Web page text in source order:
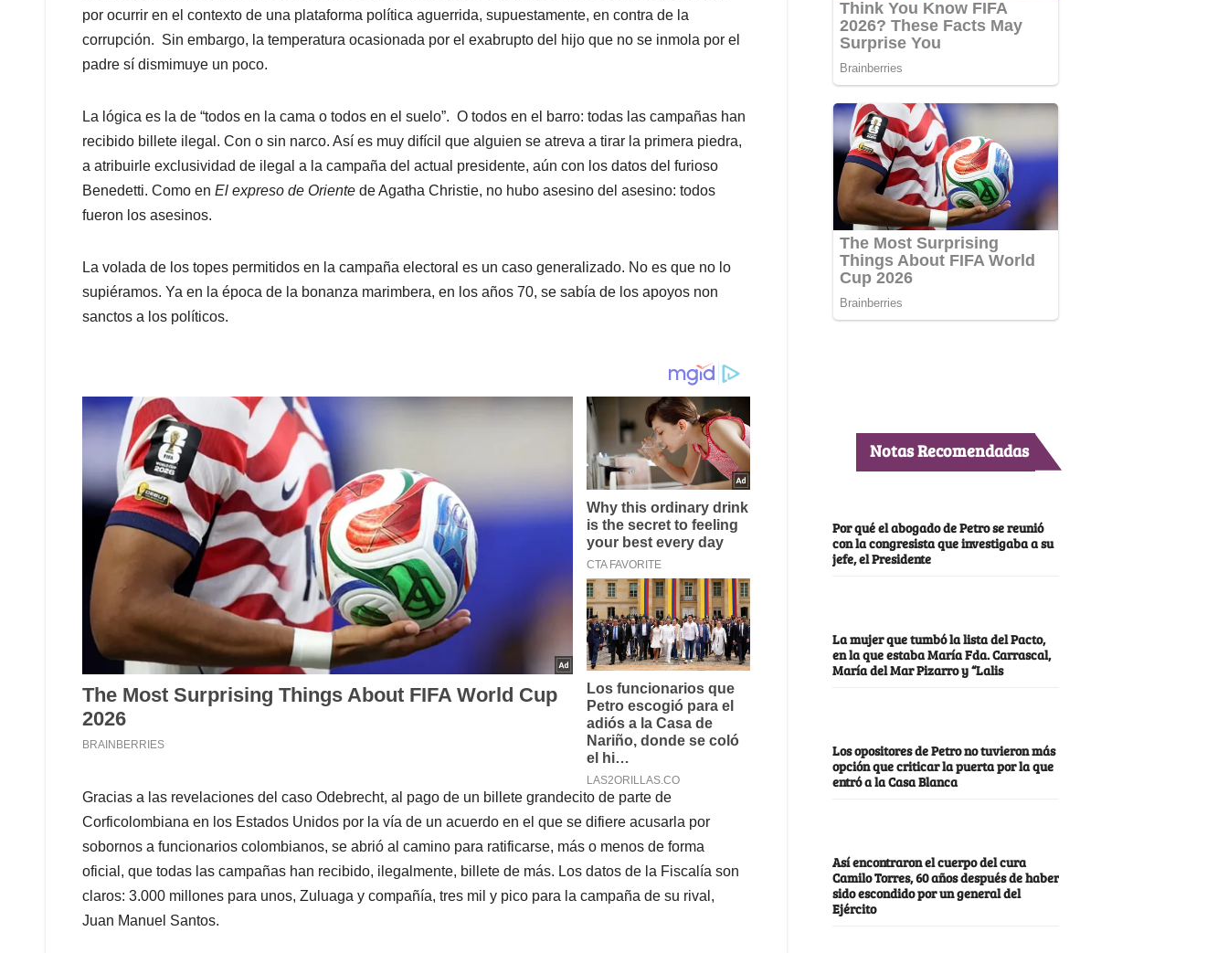
p
k
n
por ocurrir en el contexto de una plataforma política aguerrida, supuestamente, en contra de la
corrupción. Sin embargo, la temperatura ocasionada por el exabrupto del hijo que no se inmola por el
padre sí dismimuye un poco.
La lógica es la de “todos en la cama o todos en el suelo”. O todos en el barro: todas las campañas han
recibido billete ilegal. Con o sin narco. Así es muy difícil que alguien se atreva a tirar la primera piedra,
a atribuirle exclusividad de ilegal a la campaña del actual presidente, aún con los datos del furioso
Benedetti. Como en El expreso de Oriente de Agatha Christie, no hubo asesino del asesino: todos
fueron los asesinos.
La volada de los topes permitidos en la campaña electoral es un caso generalizado. No es que no lo
supiéramos. Ya en la época de la bonanza marimbera, en los años 70, se sabía de los apoyos non
sanctos a los políticos.
Gracias a las revelaciones del caso Odebrecht, al pago de un billete grandecito de parte de
Corficolombiana en los Estados Unidos por la vía de un acuerdo en el que se difiere acusarla por
sobornos a funcionarios colombianos, se abrió al camino para ratificarse, más o menos de forma
oficial, que todas las campañas han recibido, ilegalmente, billete de más. Los datos de la Fiscalía son
claros: 3.000 millones para unos, Zuluaga y compañía, tres mil y pico para la campaña de su rival,
Juan Manuel Santos.
Notas Recomendadas
Por qué el abogado de Petro se reunió
con la congresista que investigaba a su
jefe, el Presidente
La mujer que tumbó la lista del Pacto,
en la que estaba María Fda. Carrascal,
María del Mar Pizarro y “Lalis
Los opositores de Petro no tuvieron más
opción que criticar la puerta por la que
entró a la Casa Blanca
Así encontraron el cuerpo del cura
Camilo Torres, 60 años después de haber
sido escondido por un general del
Ejército